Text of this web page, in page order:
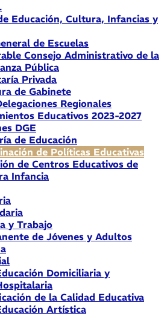
Educación, Cultura, Infancias y
de Escuelas
Consejo Administrativo de la
Pública
Privada
de Gabinete
Regionales
Educativos 2023-2027
DGE
de Educación
de Políticas Educativas
de Centros Educativos de
Infancia
y Trabajo
de Jóvenes y Adultos
Domiciliaria y
de la Calidad Educativa
Artística